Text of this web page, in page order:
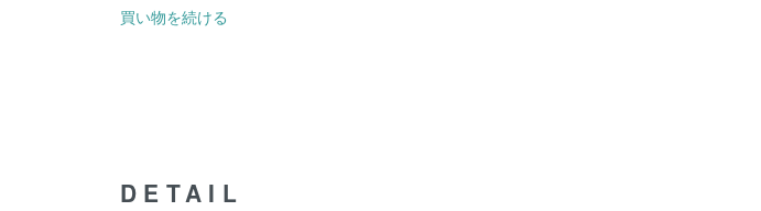
買い物を続ける
DETAIL